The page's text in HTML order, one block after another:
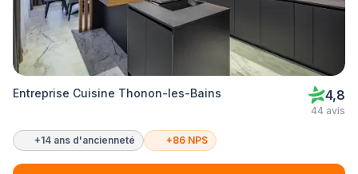
Entreprise Cuisine Thonon-les-Bains 4,8
44 avis
+14 ans d'ancienneté +86 NPS